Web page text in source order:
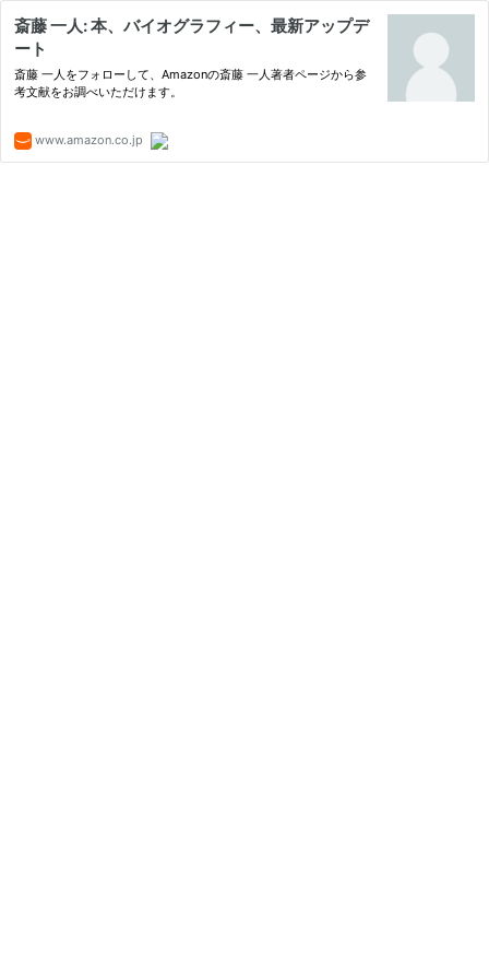
斎藤 一人: 本、バイオグラフィー、最新アップデ
ート
斎藤 一人をフォローして、Amazonの斎藤 一人著者ページから参
考文献をお調べいただけます。
www.amazon.co.jp